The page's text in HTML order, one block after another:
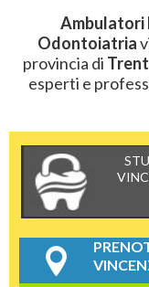
Ambulatori
Odontoiatria
provincia di
esperti e